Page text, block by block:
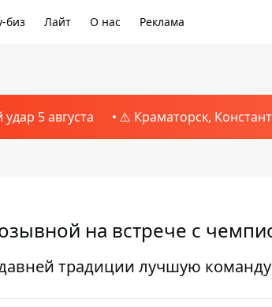
биз Лайт О нас Реклама
5 августа ⚠️ Краматорск,
на встрече с
традиции лучшую команду